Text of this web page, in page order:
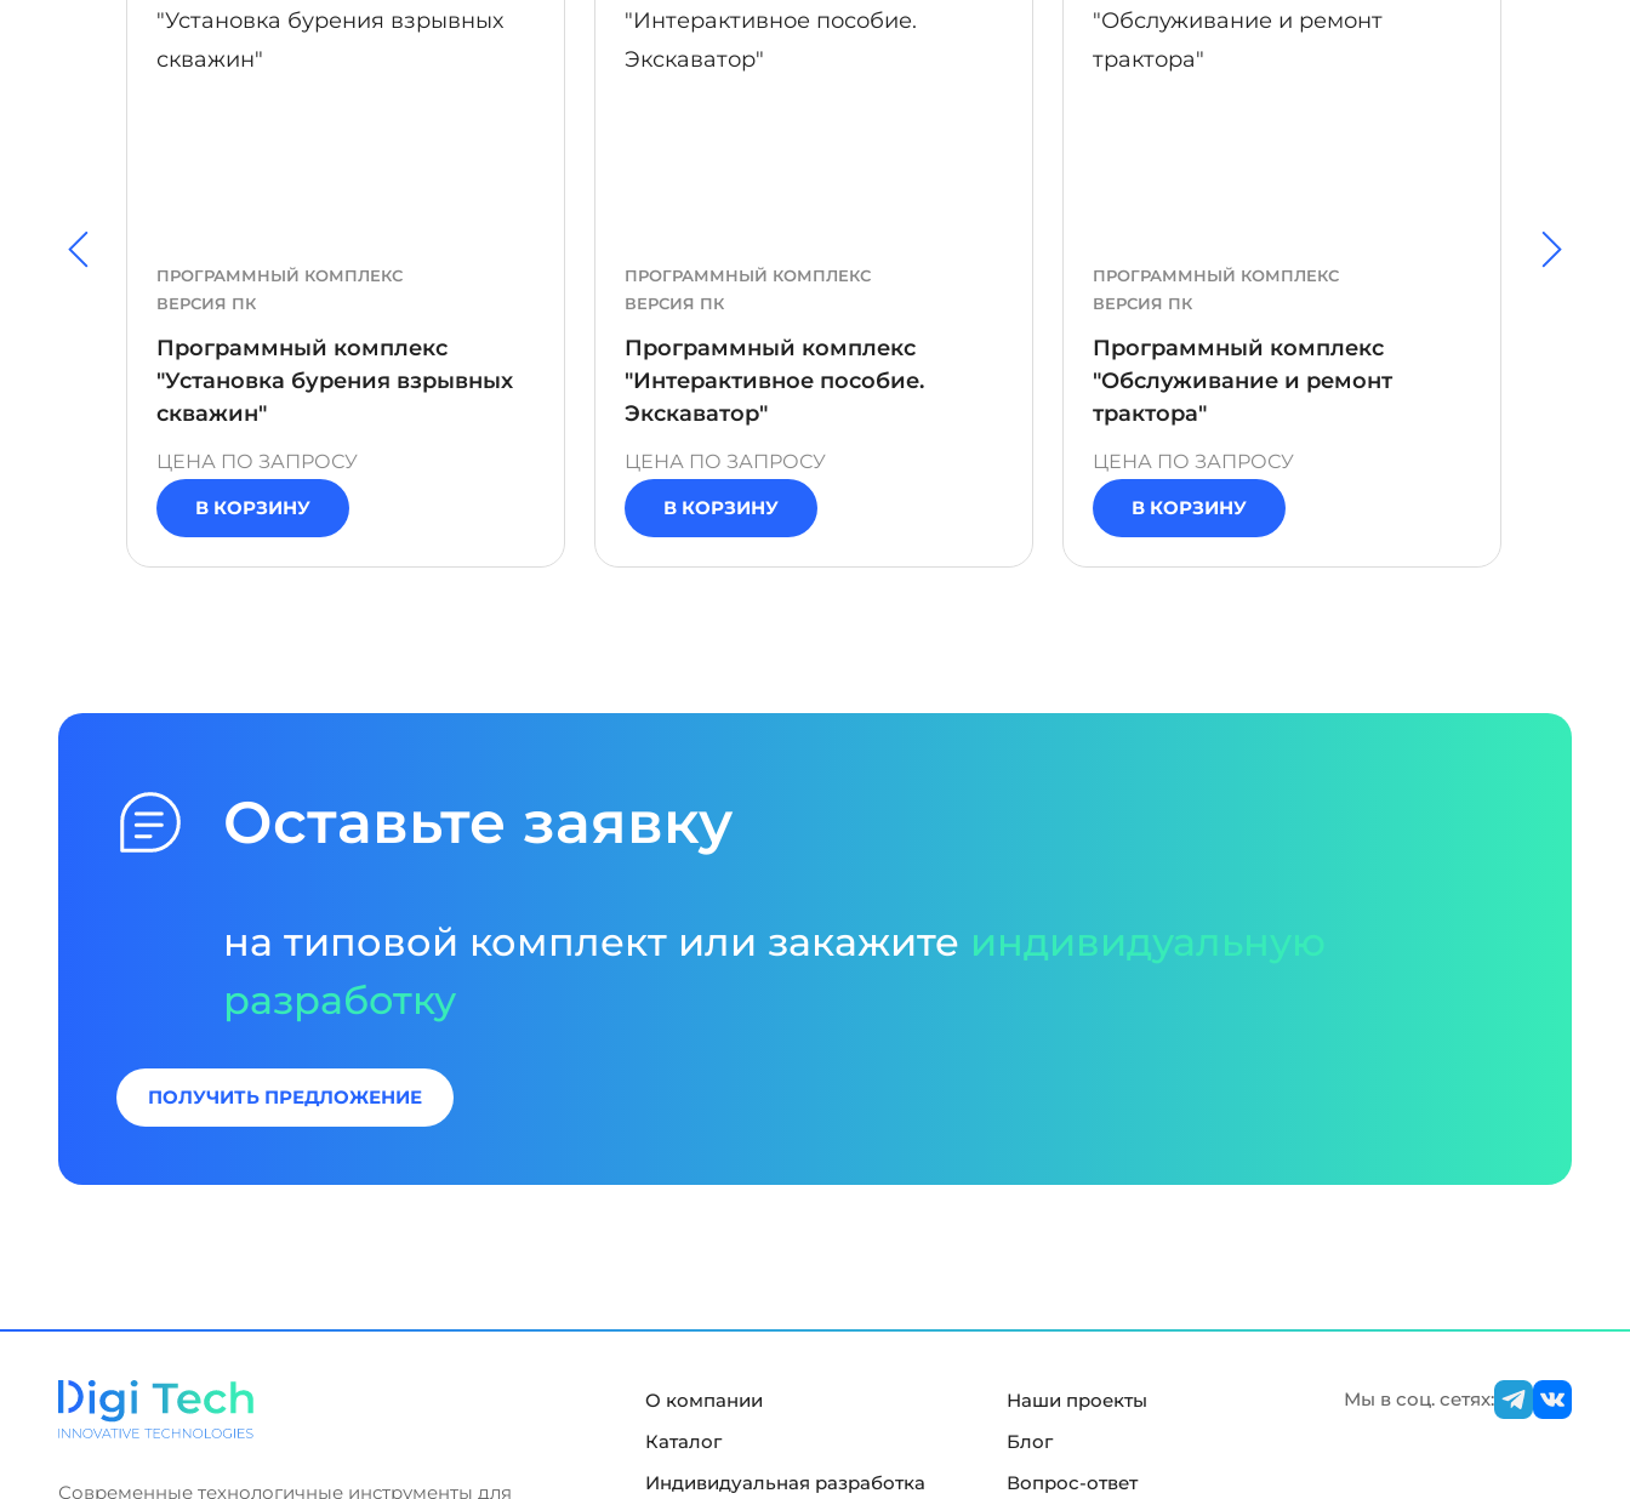
ПРОГРАММНЫЙ КОМПЛЕКС
ВЕРСИЯ ПК
Программный комплекс
"Установка бурения взрывных
скважин"
ЦЕНА ПО ЗАПРОСУ
В КОРЗИНУ
ПРОГРАММНЫЙ КОМПЛЕКС
ВЕРСИЯ ПК
Программный комплекс
"Интерактивное пособие.
Экскаватор"
ЦЕНА ПО ЗАПРОСУ
В КОРЗИНУ
ПРОГРАММНЫЙ КОМПЛЕКС
ВЕРСИЯ ПК
Программный комплекс
"Обслуживание и ремонт
трактора"
ЦЕНА ПО ЗАПРОСУ
В КОРЗИНУ
Оставьте заявку
на типовой комплект или закажите индивидуальную
разработку
ПОЛУЧИТЬ ПРЕДЛОЖЕНИЕ
Современные технологичные инструменты для
О компании
Наши проекты
Каталог
Блог
Индивидуальная разработка
Вопрос-ответ
Мы в соц. сетях: